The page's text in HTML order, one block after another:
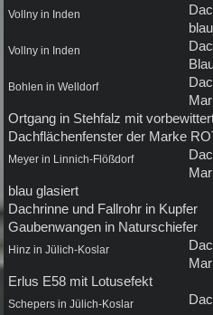
Vollny in Inden
Vollny in Inden
Bohlen in Welldorf
Ortgang in Stehfalz mit
Dachflächenfenster der Marke
Meyer in Linnich-Flößdorf
blau glasiert
Dachrinne und Fallrohr in Kupfer
Gaubenwangen in Naturschiefer
Hinz in Jülich-Koslar
Erlus E58 mit Lotusefekt
Schepers in Jülich-Koslar